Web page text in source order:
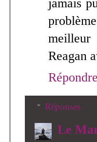
jamais
Reagan
Réponses
Le